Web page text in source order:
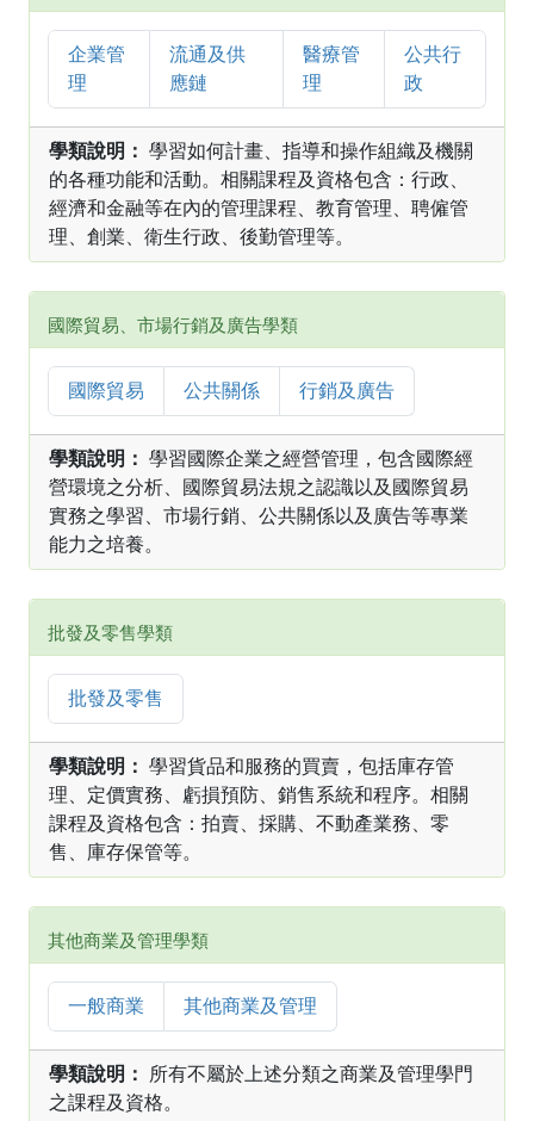
企業管
理
流通及供
應鏈
醫療管
理
公共行
政
學類說明： 學習如何計畫、指導和操作組織及機關
的各種功能和活動。相關課程及資格包含：行政、
經濟和金融等在內的管理課程、教育管理、聘僱管
理、創業、衛生行政、後勤管理等。
國際貿易、市場行銷及廣告學類
國際貿易 公共關係 行銷及廣告
學類說明： 學習國際企業之經營管理，包含國際經
營環境之分析、國際貿易法規之認識以及國際貿易
實務之學習、市場行銷、公共關係以及廣告等專業
能力之培養。
批發及零售學類
批發及零售
學類說明： 學習貨品和服務的買賣，包括庫存管
理、定價實務、虧損預防、銷售系統和程序。相關
課程及資格包含：拍賣、採購、不動產業務、零
售、庫存保管等。
其他商業及管理學類
一般商業 其他商業及管理
學類說明：
所有不屬於上述分類之商業及管理學門
之課程及資格。